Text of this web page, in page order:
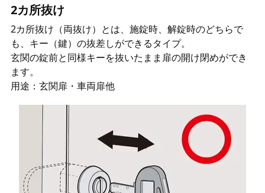
2カ所抜け
2カ所抜け（両抜け）とは、施錠時、解錠時のどちらで
も、キー（鍵）の抜差しができるタイプ。
玄関の錠前と同様キーを抜いたまま扉の開け閉めができ
ます。
用途：玄関扉・車両扉他